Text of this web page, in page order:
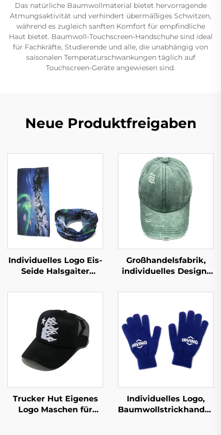
Das natürliche Baumwollmaterial bietet hervorragende
Atmungsaktivität und verhindert übermäßiges Schwitzen,
während es zugleich sanften Komfort für empfindliche
Haut bietet. Baumwoll-Touchscreen-Handschuhe sind ideal
für Fachkräfte, Studierende und alle, die unabhängig von
saisonalen Temperaturschwankungen täglich auf
Touchscreen-Geräte angewiesen sind.
Neue Produktfreigaben
Individuelles Logo Eis-
Seide Halsgaiter
Sonnenschutz
Sportlich
multifunktionale
tubenförmige
Großhandelsfabrik,
individuelles Design-
Baseballmütze, leere
Baseballkappe
Trucker Hut Eigenes
Logo Maschen für
Individuelles Logo,